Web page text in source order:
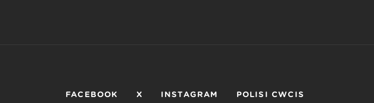
FACEBOOK X INSTAGRAM POLISI CWCIS